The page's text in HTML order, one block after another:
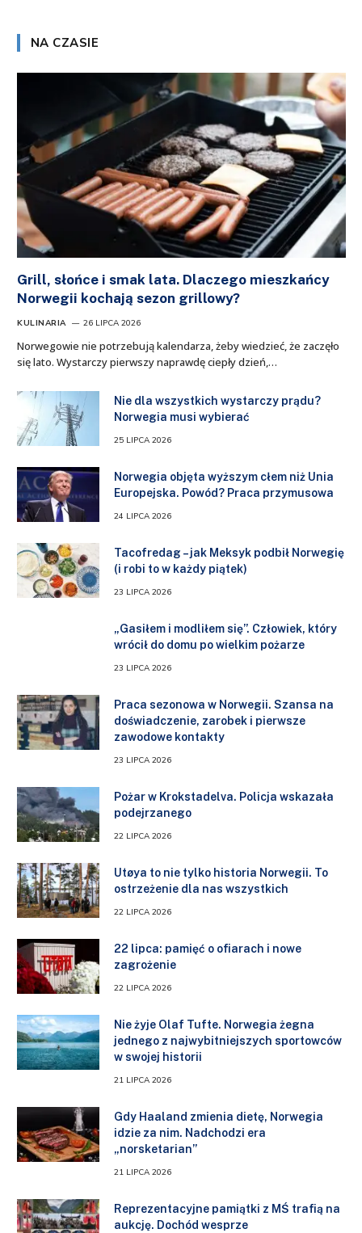
NA CZASIE
Grill, słońce i smak lata. Dlaczego mieszkańcy
Norwegii kochają sezon grillowy?
KULINARIA 26 LIPCA 2026
Norwegowie nie potrzebują kalendarza, żeby wiedzieć, że zaczęło
się lato. Wystarczy pierwszy naprawdę ciepły dzień,…
Nie dla wszystkich wystarczy prądu?
Norwegia musi wybierać
25 LIPCA 2026
Norwegia objęta wyższym cłem niż Unia
Europejska. Powód? Praca przymusowa
24 LIPCA 2026
Tacofredag – jak Meksyk podbił Norwegię
(i robi to w każdy piątek)
23 LIPCA 2026
„Gasiłem i modliłem się”. Człowiek, który
wrócił do domu po wielkim pożarze
23 LIPCA 2026
Praca sezonowa w Norwegii. Szansa na
doświadczenie, zarobek i pierwsze
zawodowe kontakty
23 LIPCA 2026
Pożar w Krokstadelva. Policja wskazała
podejrzanego
22 LIPCA 2026
Utøya to nie tylko historia Norwegii. To
ostrzeżenie dla nas wszystkich
22 LIPCA 2026
22 lipca: pamięć o ofiarach i nowe
zagrożenie
22 LIPCA 2026
Nie żyje Olaf Tufte. Norwegia żegna
jednego z najwybitniejszych sportowców
w swojej historii
21 LIPCA 2026
Gdy Haaland zmienia dietę, Norwegia
idzie za nim. Nadchodzi era
„norsketarian”
21 LIPCA 2026
Reprezentacyjne pamiątki z MŚ trafią na
aukcję. Dochód wesprze